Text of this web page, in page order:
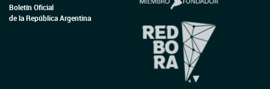
Boletín Oficial
de la República Argentina